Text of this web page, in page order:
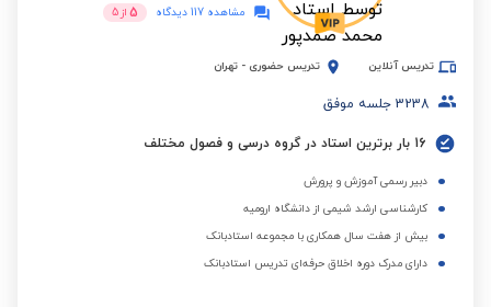
مشاهده 117 دیدگاه
5 از 5
تدریس آنلاین تدریس حضوری - تهران
3238 جلسه موفق
16 بار برترین استاد در گروه درسی و فصول مختلف
دبیر رسمی آموزش و پرورش
کارشناسی ارشد شیمی از دانشگاه ارومیه
بیش از هفت سال همکاری با مجموعه استادبانک
دارای مدرک دوره اخلاق حرفه‌ای تدریس استادبانک